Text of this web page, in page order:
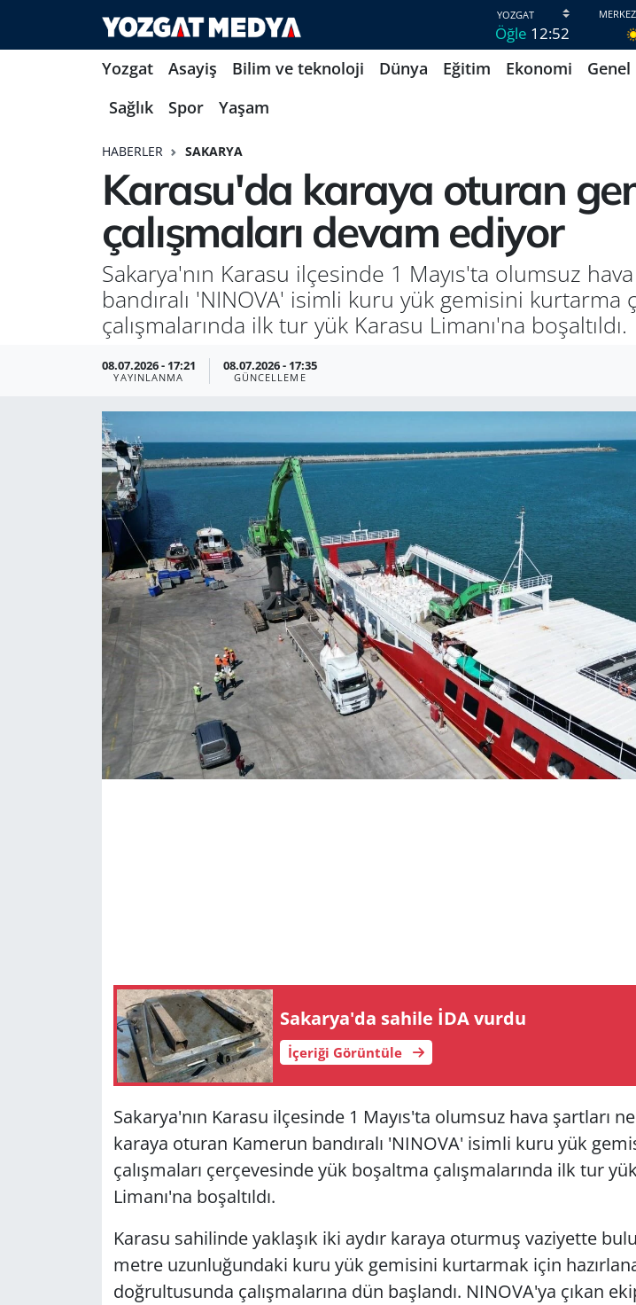
Öğle 12:52
Yozgat Asayiş Bilim ve teknoloji Dünya Eğitim Ekonomi Genel
Sağlık
Spor Yaşam
HABERLER SAKARYA
Karasu'da karaya oturan
çalışmaları devam ediyor
Sakarya'nın Karasu ilçesinde 1 Mayıs'ta olumsuz
bandıralı 'NINOVA' isimli kuru yük gemisini kurtarma
çalışmalarında ilk tur yük Karasu Limanı'na boşaltıldı.
08.07.2026 - 17:21
YAYINLANMA
08.07.2026 - 17:35
GÜNCELLEME
Sakarya'da sahile İDA vurdu
İçeriği Görüntüle
Sakarya'nın Karasu ilçesinde 1 Mayıs'ta olumsuz hava şartları
karaya oturan Kamerun bandıralı 'NINOVA' isimli kuru yük
çalışmaları çerçevesinde yük boşaltma çalışmalarında ilk tur
Limanı'na boşaltıldı.
Karasu sahilinde yaklaşık iki aydır karaya oturmuş vaziyette
metre uzunluğundaki kuru yük gemisini kurtarmak için
doğrultusunda çalışmalarına dün başlandı. NINOVA'ya çıkan